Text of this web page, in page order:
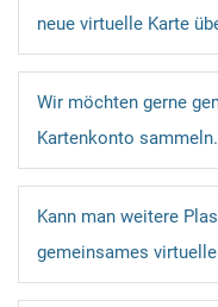
neue virtuelle Karte
Wir möchten gerne
Kartenkonto
Kann man weitere
gemeinsames